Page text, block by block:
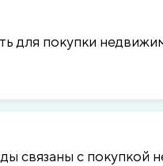
для покупки
связаны с покупкой